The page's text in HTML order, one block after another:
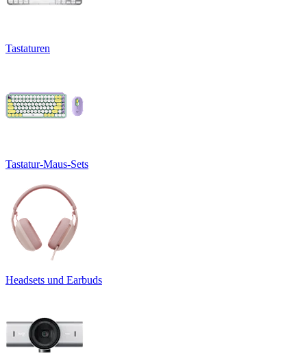
Tastaturen
Tastatur-Maus-Sets
Headsets und Earbuds